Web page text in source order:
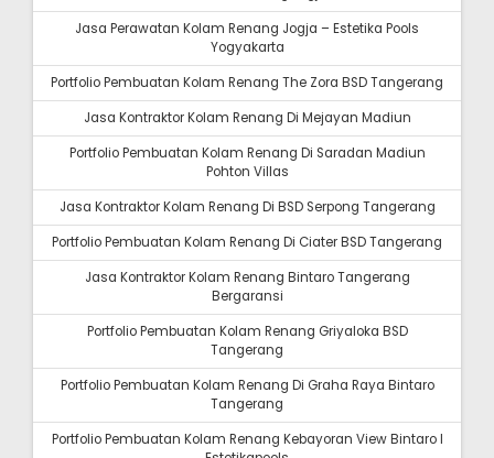
Jasa Perawatan Kolam Renang Jogja – Estetika Pools
Yogyakarta
Portfolio Pembuatan Kolam Renang The Zora BSD Tangerang
Jasa Kontraktor Kolam Renang Di Mejayan Madiun
Portfolio Pembuatan Kolam Renang Di Saradan Madiun
Pohton Villas
Jasa Kontraktor Kolam Renang Di BSD Serpong Tangerang
Portfolio Pembuatan Kolam Renang Di Ciater BSD Tangerang
Jasa Kontraktor Kolam Renang Bintaro Tangerang
Bergaransi
Portfolio Pembuatan Kolam Renang Griyaloka BSD
Tangerang
Portfolio Pembuatan Kolam Renang Di Graha Raya Bintaro
Tangerang
Portfolio Pembuatan Kolam Renang Kebayoran View Bintaro I